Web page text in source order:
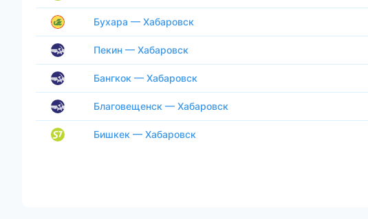
Бухара — Хабаровск
Пекин — Хабаровск
Бангкок — Хабаровск
Благовещенск — Хабаровск
Бишкек — Хабаровск